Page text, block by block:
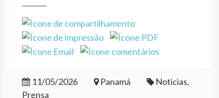
11/05/2026 Panamá
Noticias,
Prensa